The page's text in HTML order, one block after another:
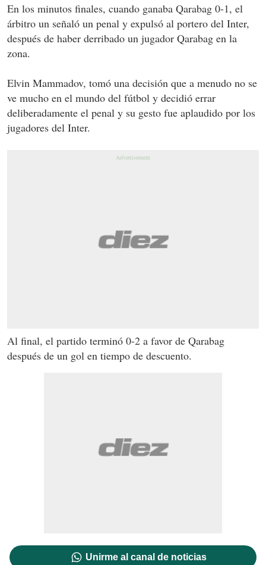
En los minutos finales, cuando ganaba Qarabag 0-1, el
árbitro un señaló un penal y expulsó al portero del Inter,
después de haber derribado un jugador Qarabag en la
zona.
Elvin Mammadov, tomó una decisión que a menudo no se
ve mucho en el mundo del fútbol y decidió errar
deliberadamente el penal y su gesto fue aplaudido por los
jugadores del Inter.
Al final, el partido terminó 0-2 a favor de Qarabag
después de un gol en tiempo de descuento.
Unirme al canal de noticias